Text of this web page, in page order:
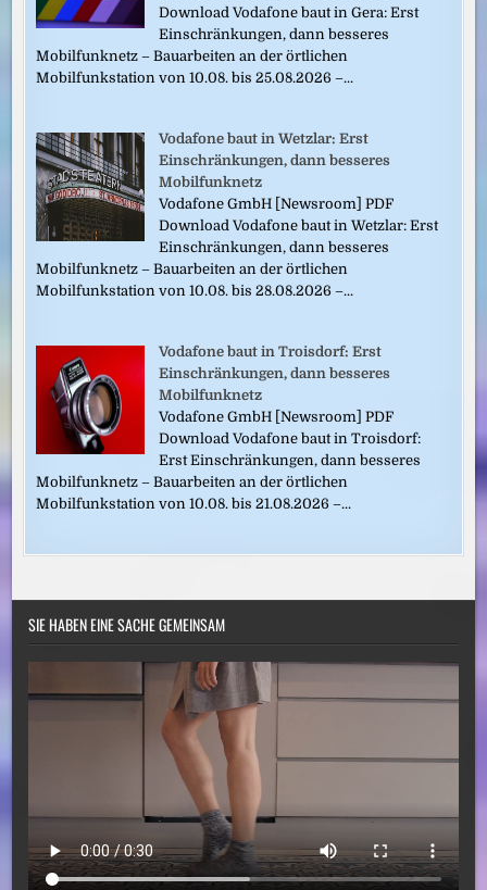
Download Vodafone baut in Gera: Erst
Einschränkungen, dann besseres
Mobilfunknetz – Bauarbeiten an der örtlichen
Mobilfunkstation von 10.08. bis 25.08.2026 –...
Vodafone baut in Wetzlar: Erst
Einschränkungen, dann besseres
Mobilfunknetz
Vodafone GmbH [Newsroom] PDF
Download Vodafone baut in Wetzlar: Erst
Einschränkungen, dann besseres
Mobilfunknetz – Bauarbeiten an der örtlichen
Mobilfunkstation von 10.08. bis 28.08.2026 –...
Vodafone baut in Troisdorf: Erst
Einschränkungen, dann besseres
Mobilfunknetz
Vodafone GmbH [Newsroom] PDF
Download Vodafone baut in Troisdorf:
Erst Einschränkungen, dann besseres
Mobilfunknetz – Bauarbeiten an der örtlichen
Mobilfunkstation von 10.08. bis 21.08.2026 –...
SIE HABEN EINE SACHE GEMEINSAM